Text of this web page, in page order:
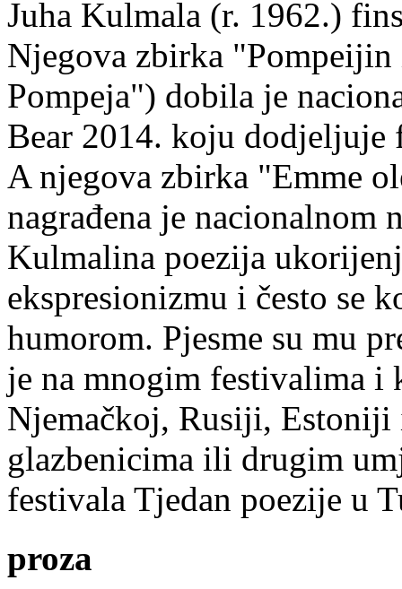
Juha Kulmala (r. 1962.)
Njegova zbirka
Pompeja") dobila je
Bear 2014. koju
A njegova zbirka "Emme
nagrađena je nacionalnom
Kulmalina poezija
ekspresionizmu i često se
humorom. Pjesme su mu
je na mnogim festivalima i
Njemačkoj, Rusiji, Estoniji
glazbenicima ili drugim
festivala Tjedan poezije u
proza